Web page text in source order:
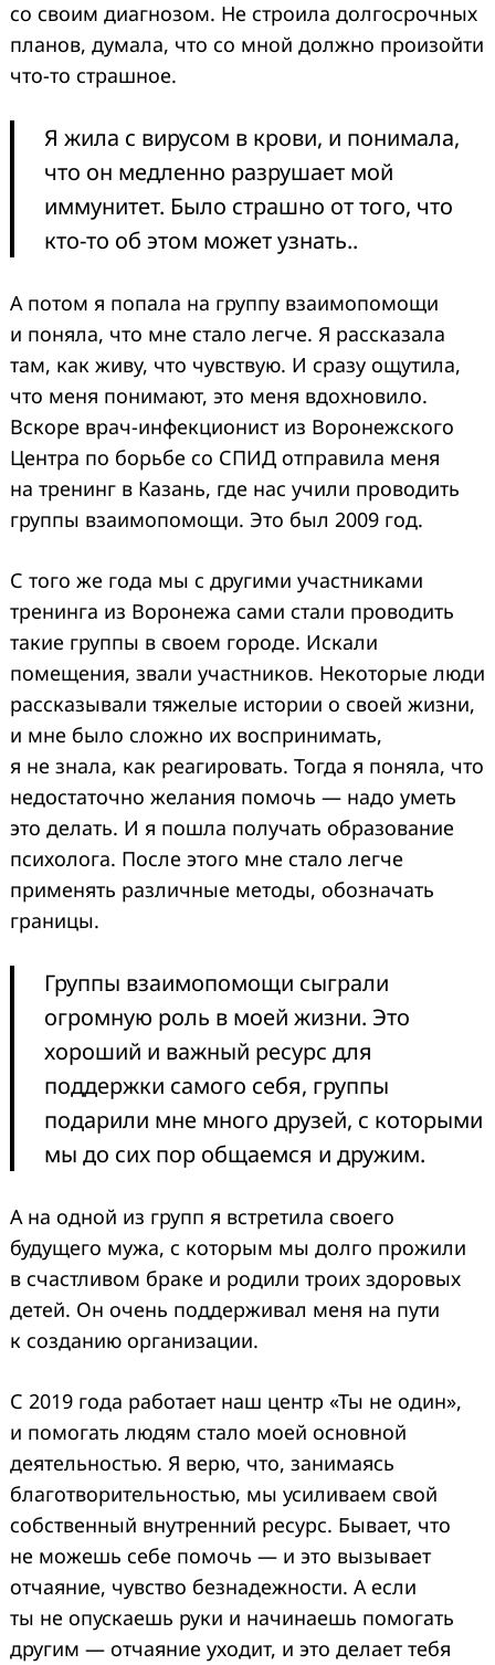
со своим диагнозом. Не строила долгосрочных
планов, думала, что со мной должно произойти
что-то страшное.
Я жила с вирусом в крови, и понимала,
что он медленно разрушает мой
иммунитет. Было страшно от того, что
кто-то об этом может узнать..
А потом я попала на группу взаимопомощи
и поняла, что мне стало легче. Я рассказала
там, как живу, что чувствую. И сразу ощутила,
что меня понимают, это меня вдохновило.
Вскоре врач-инфекционист из Воронежского
Центра по борьбе со СПИД отправила меня
на тренинг в Казань, где нас учили проводить
группы взаимопомощи. Это был 2009 год.
С того же года мы с другими участниками
тренинга из Воронежа сами стали проводить
такие группы в своем городе. Искали
помещения, звали участников. Некоторые люди
рассказывали тяжелые истории о своей жизни,
и мне было сложно их воспринимать,
я не знала, как реагировать. Тогда я поняла, что
недостаточно желания помочь — надо уметь
это делать. И я пошла получать образование
психолога. После этого мне стало легче
применять различные методы, обозначать
границы.
Группы взаимопомощи сыграли
огромную роль в моей жизни. Это
хороший и важный ресурс для
поддержки самого себя, группы
подарили мне много друзей, с которыми
мы до сих пор общаемся и дружим.
А на одной из групп я встретила своего
будущего мужа, с которым мы долго прожили
в счастливом браке и родили троих здоровых
детей. Он очень поддерживал меня на пути
к созданию организации.
С 2019 года работает наш центр «Ты не один»,
и помогать людям стало моей основной
деятельностью. Я верю, что, занимаясь
благотворительностью, мы усиливаем свой
собственный внутренний ресурс. Бывает, что
не можешь себе помочь — и это вызывает
отчаяние, чувство безнадежности. А если
ты не опускаешь руки и начинаешь помогать
другим — отчаяние уходит, и это делает тебя